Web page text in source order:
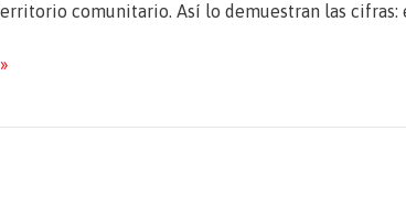
comunitario. Así lo demuestran las